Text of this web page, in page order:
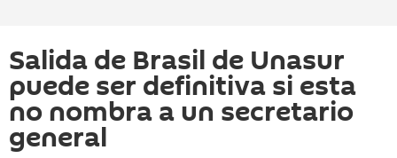
Salida de Brasil de Unasur
puede ser definitiva si esta
no nombra a un secretario
general